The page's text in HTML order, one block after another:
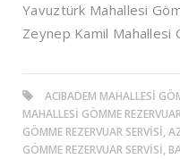
Yavuztürk Mahallesi
Zeynep Kamil Mahallesi
ACIBADEM MAHALLESI
MAHALLESI GÖMME
GÖMME REZERVUAR SERVISI,
GÖMME REZERVUAR SERVISI,